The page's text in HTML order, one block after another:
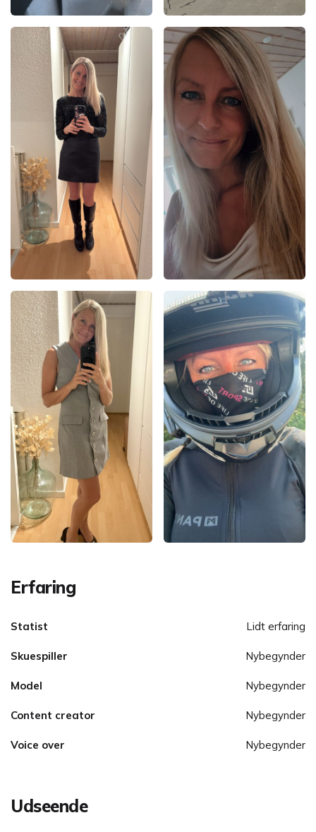
Erfaring
Statist Lidt erfaring
Skuespiller Nybegynder
Model Nybegynder
Content creator Nybegynder
Voice over Nybegynder
Udseende